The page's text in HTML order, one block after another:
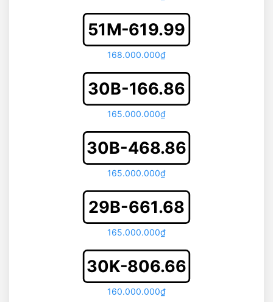
51M-619.99
168.000.000₫
30B-166.86
165.000.000₫
30B-468.86
165.000.000₫
29B-661.68
165.000.000₫
30K-806.66
160.000.000₫